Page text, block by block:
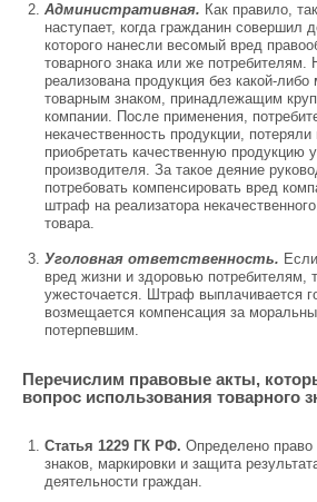
Административная. Как правило,
наступает, когда гражданин совершил
которого нанесли весомый вред
товарного знака или же
реализована продукция без какой-либо
товарным знаком, принадлежащим
компании. После применения,
некачественность продукции,
приобретать качественную продукцию
производителя. За такое деяние
потребовать компенсировать вред
штраф на реализатора
товара.
Уголовная ответственность.
вред жизни и здоровью потребителям,
ужесточается. Штраф выплачивается
возмещается компенсация за
потерпевшим.
Перечислим правовые акты,
вопрос использования товарного
Статья 1229 ГК РФ. Определено право
знаков, маркировки и защита
деятельности граждан.